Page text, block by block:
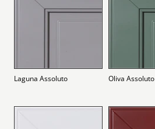
Laguna Assoluto Oliva Assoluto